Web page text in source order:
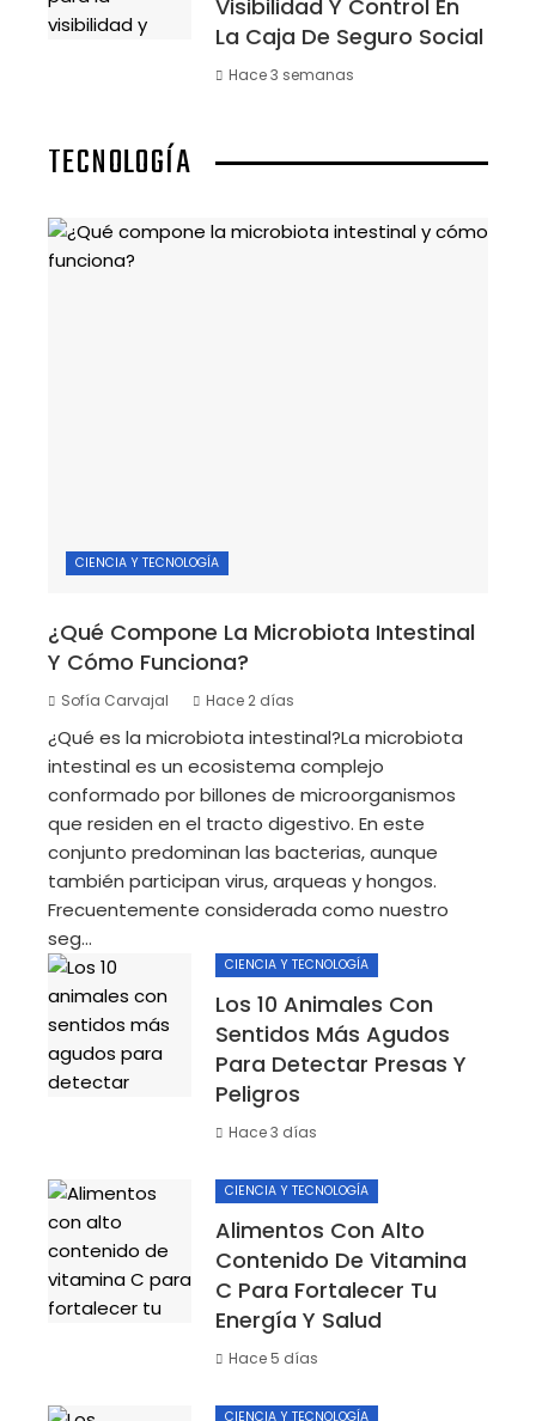
Visibilidad Y Control En
La Caja De Seguro Social
Hace 3 semanas
TECNOLOGÍA
CIENCIA Y TECNOLOGÍA
¿Qué Compone La Microbiota Intestinal
Y Cómo Funciona?
Sofía Carvajal Hace 2 días
¿Qué es la microbiota intestinal?La microbiota
intestinal es un ecosistema complejo
conformado por billones de microorganismos
que residen en el tracto digestivo. En este
conjunto predominan las bacterias, aunque
también participan virus, arqueas y hongos.
Frecuentemente considerada como nuestro
seg...
CIENCIA Y TECNOLOGÍA
Los 10 Animales Con
Sentidos Más Agudos
Para Detectar Presas Y
Peligros
Hace 3 días
CIENCIA Y TECNOLOGÍA
Alimentos Con Alto
Contenido De Vitamina
C Para Fortalecer Tu
Energía Y Salud
Hace 5 días
CIENCIA Y TECNOLOGÍA